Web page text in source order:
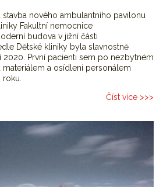
nového ambulantního pavilonu
Fakultní nemocnice
budova v jižní části
Dětské kliniky byla slavnostně
2020. První pacienti sem po nezbytném
a osídlení personálem
Číst více >>>